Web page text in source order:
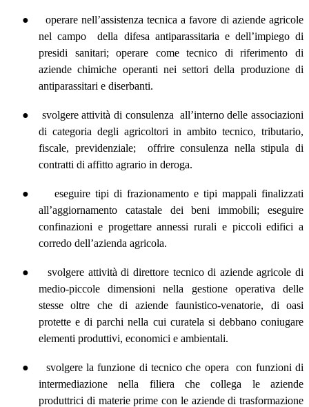
●
operare nell’assistenza tecnica a favore di aziende agricole
nel campo
della difesa antiparassitaria e dell’impiego di
presidi sanitari; operare come tecnico di riferimento di
aziende chimiche operanti nei settori della produzione di
antiparassitari e diserbanti.
● svolgere attività di consulenza all’interno delle associazioni
di categoria degli agricoltori in ambito tecnico, tributario,
fiscale, previdenziale;
offrire consulenza nella stipula di
contratti di affitto agrario in deroga.
●
eseguire tipi di frazionamento e tipi mappali finalizzati
all’aggiornamento catastale dei beni immobili; eseguire
confinazioni e progettare annessi rurali e piccoli edifici a
corredo dell’azienda agricola.
●
svolgere attività di direttore tecnico di aziende agricole di
medio-piccole dimensioni nella gestione operativa delle
stesse oltre che di aziende faunistico-venatorie, di oasi
protette e di parchi nella cui curatela si debbano coniugare
elementi produttivi, economici e ambientali.
● svolgere la funzione di tecnico che opera
con funzioni di
intermediazione nella filiera che collega le aziende
produttrici di materie prime con le aziende di trasformazione